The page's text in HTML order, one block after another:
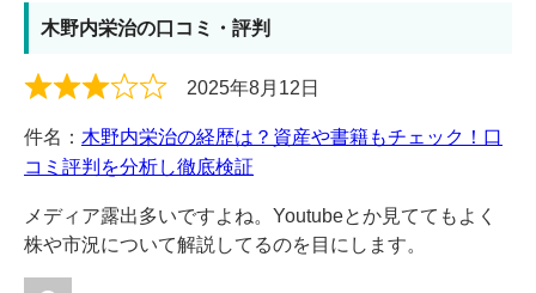
木野内栄治の口コミ・評判
2025年8月12日
件名： 木野内栄治の経歴は？資産や書籍もチェック！口
コミ評判を分析し徹底検証
メディア露出多いですよね。Youtubeとか見ててもよく
株や市況について解説してるのを目にします。